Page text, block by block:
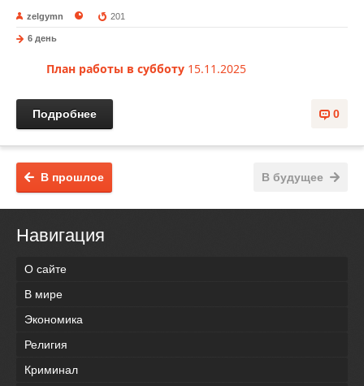
zelgymn 201
6 день
План работы в субботу 15.11.2025
0
Подробнее
В будущее
В прошлое
Навигация
О сайте
В мире
Экономика
Религия
Криминал